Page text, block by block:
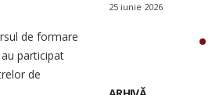
de formare
participat
de
iulie 2026